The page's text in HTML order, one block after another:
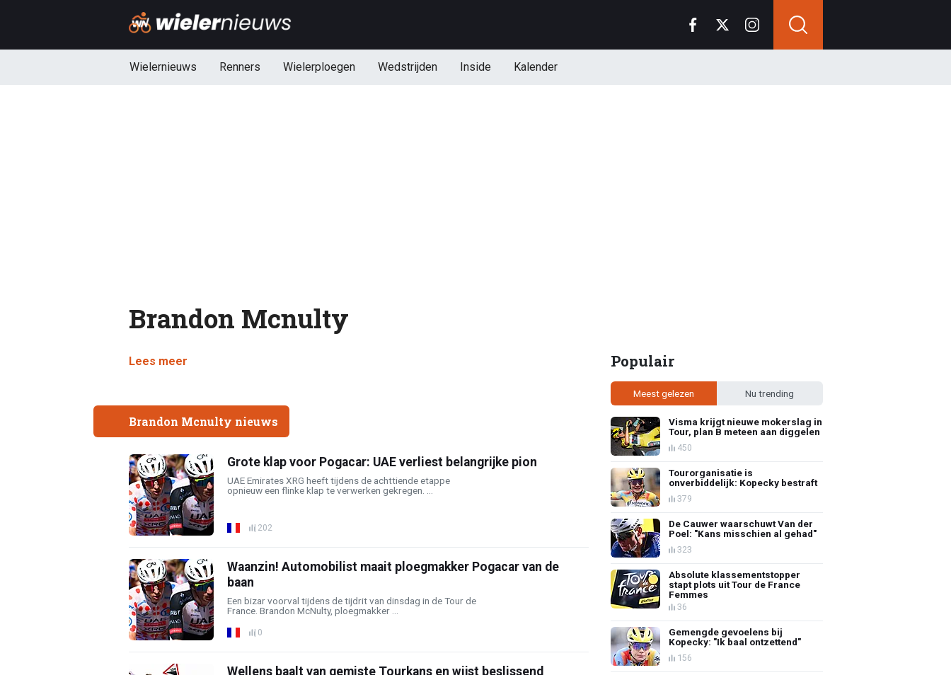
Wielernieuws Renners Wielerploegen Wedstrijden Inside Kalender
Brandon Mcnulty
Lees meer
Brandon Mcnulty nieuws
Grote klap voor Pogacar: UAE verliest belangrijke pion
UAE Emirates XRG heeft tijdens de achttiende etappe
opnieuw een flinke klap te verwerken gekregen. ...
202
Waanzin! Automobilist maait ploegmakker Pogacar van de
baan
Een bizar voorval tijdens de tijdrit van dinsdag in de Tour de
France. Brandon McNulty, ploegmakker ...
0
Wellens baalt van gemiste Tourkans en wijst beslissend
Populair
Meest gelezen Nu trending
Visma krijgt nieuwe mokerslag in
Tour, plan B meteen aan diggelen
450
Tourorganisatie is
onverbiddelijk: Kopecky bestraft
379
De Cauwer waarschuwt Van der
Poel: "Kans misschien al gehad"
323
Absolute klassementstopper
stapt plots uit Tour de France
Femmes
36
Gemengde gevoelens bij
Kopecky: "Ik baal ontzettend"
156